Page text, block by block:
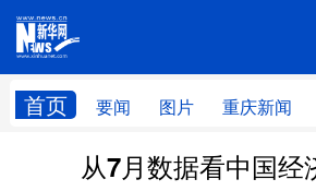
首页 要闻 图片 重庆新闻
网站地图
从7月数据看中国经